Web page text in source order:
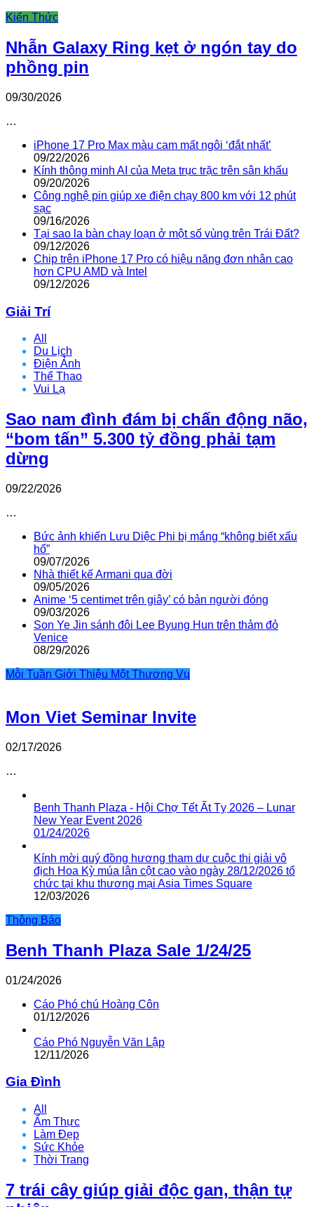
Kiến Thức
Nhẫn Galaxy Ring kẹt ở ngón tay do
phồng pin
09/30/2026
…
iPhone 17 Pro Max màu cam mất ngôi ‘đắt nhất’
09/22/2026
Kính thông minh AI của Meta trục trặc trên sân khấu
09/20/2026
Công nghệ pin giúp xe điện chạy 800 km với 12 phút
sạc
09/16/2026
Tại sao la bàn chạy loạn ở một số vùng trên Trái Đất?
09/12/2026
Chip trên iPhone 17 Pro có hiệu năng đơn nhân cao
hơn CPU AMD và Intel
09/12/2026
Giải Trí
All
Du Lịch
Điện Ảnh
Thể Thao
Vui Lạ
Sao nam đình đám bị chấn động não,
“bom tấn” 5.300 tỷ đồng phải tạm
dừng
09/22/2026
…
Bức ảnh khiến Lưu Diệc Phi bị mắng “không biết xấu
hổ”
09/07/2026
Nhà thiết kế Armani qua đời
09/05/2026
Anime ‘5 centimet trên giây’ có bản người đóng
09/03/2026
Son Ye Jin sánh đôi Lee Byung Hun trên thảm đỏ
Venice
08/29/2026
Mỗi Tuần Giới Thiệu Một Thương Vụ
Mon Viet Seminar Invite
02/17/2026
…
Benh Thanh Plaza - Hội Chợ Tết Ất Tỵ 2026 – Lunar
New Year Event 2026
01/24/2026
Kính mời quý đồng hương tham dự cuộc thi giải vô
địch Hoa Kỳ múa lân cột cao vào ngày 28/12/2026 tổ
chức tại khu thương mại Asia Times Square
12/03/2026
Thông Báo
Benh Thanh Plaza Sale 1/24/25
01/24/2026
Cáo Phó chú Hoàng Côn
01/12/2026
Cáo Phó Nguyễn Văn Lập
12/11/2026
Gia Đình
All
Ẩm Thực
Làm Đẹp
Sức Khỏe
Thời Trang
7 trái cây giúp giải độc gan, thận tự